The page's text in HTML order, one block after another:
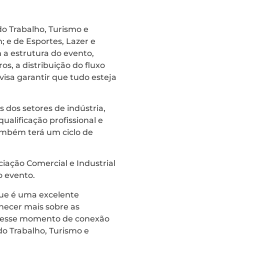
Trabalho, Turismo e
e de Esportes, Lazer e
a estrutura do evento,
a distribuição do fluxo
garantir que tudo esteja
dos setores de indústria,
profissional e
terá um ciclo de
Comercial e Industrial
evento.
é uma excelente
mais sobre as
momento de conexão
Trabalho, Turismo e